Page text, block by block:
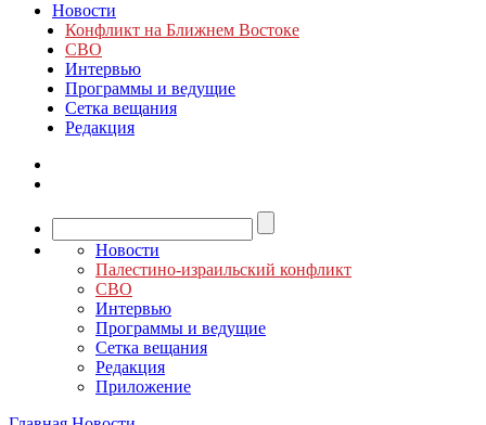
Новости
Конфликт на Ближнем Востоке
СВО
Интервью
Программы и ведущие
Сетка вещания
Редакция
Новости
Палестино-израильский конфликт
СВО
Интервью
Программы и ведущие
Сетка вещания
Редакция
Приложение